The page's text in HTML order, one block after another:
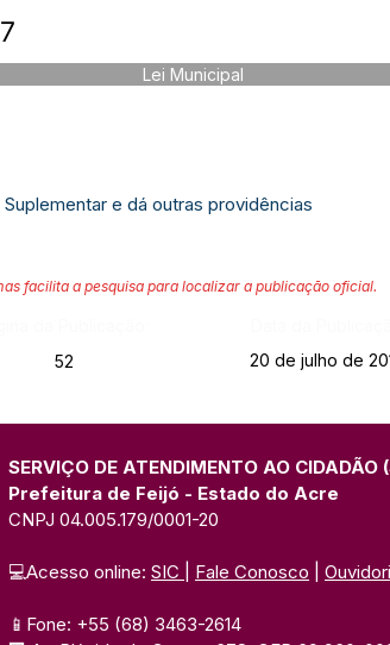
Lei Municipal
e dá outras providências
facilita a pesquisa para localizar a publicação oficial.
52 20 de julho de
SERVIÇO DE ATENDIMENTO AO CIDADÃO
Prefeitura de Feijó - Estado do Acre
CNPJ 04.005.179/0001-20
💻Acesso online: SIC Fale Conosco
📱Fone: +55 (68) 3463-2614